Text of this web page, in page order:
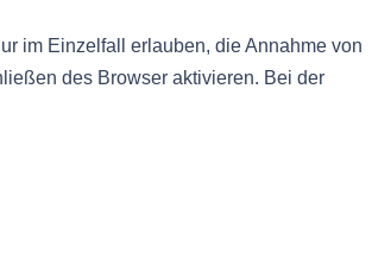
im Einzelfall erlauben, die Annahme von
des Browser aktivieren. Bei der